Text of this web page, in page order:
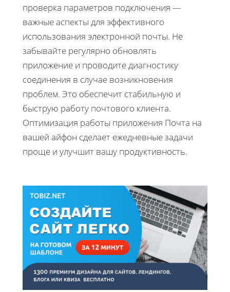
проверка параметров подключения —
важные аспекты для эффективного
использования электронной почты. Не
забывайте регулярно обновлять
приложение и проводите диагностику
соединения в случае возникновения
проблем. Это обеспечит стабильную и
быструю работу почтового клиента.
Оптимизация работы приложения Почта на
вашей айфон сделает ежедневные задачи
проще и улучшит вашу продуктивность.